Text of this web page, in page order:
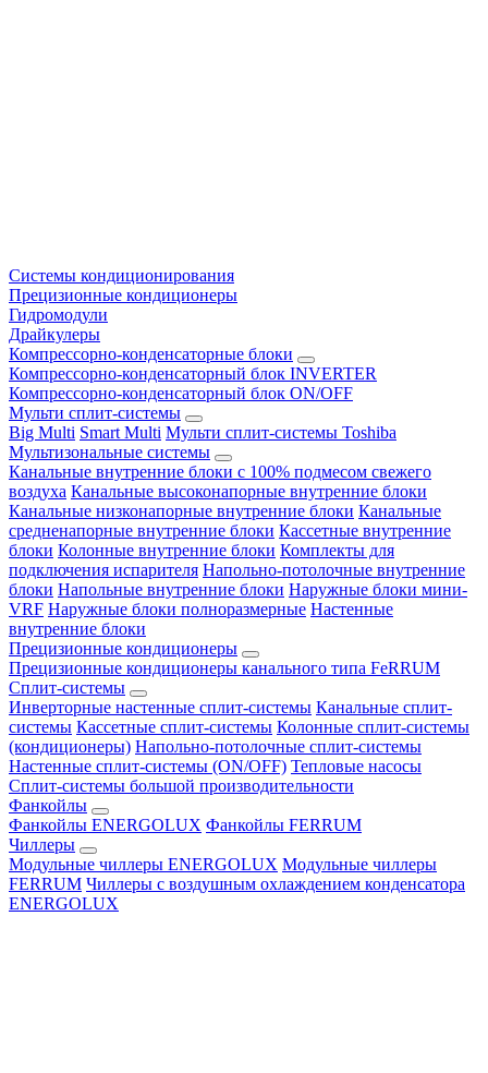
Системы кондиционирования
Прецизионные кондиционеры
Гидромодули
Драйкулеры
Компрессорно-конденсаторные блоки
Компрессорно-конденсаторный блок INVERTER
Компрессорно-конденсаторный блок ON/OFF
Мульти сплит-системы
Big Multi Smart Multi Мульти сплит-системы Toshiba
Мультизональные системы
Канальные внутренние блоки с 100% подмесом свежего
воздуха Канальные высоконапорные внутренние блоки
Канальные низконапорные внутренние блоки Канальные
средненапорные внутренние блоки Кассетные внутренние
блоки Колонные внутренние блоки Комплекты для
подключения испарителя Напольно-потолочные внутренние
блоки Напольные внутренние блоки Наружные блоки мини-
VRF Наружные блоки полноразмерные Настенные
внутренние блоки
Прецизионные кондиционеры
Прецизионные кондиционеры канального типа FeRRUM
Сплит-системы
Инверторные настенные сплит-системы Канальные сплит-
системы Кассетные сплит-системы Колонные сплит-системы
(кондиционеры) Напольно-потолочные сплит-системы
Настенные сплит-системы (ON/OFF) Тепловые насосы
Сплит-системы большой производительности
Фанкойлы
Фанкойлы ENERGOLUX Фанкойлы FERRUM
Чиллеры
Модульные чиллеры ENERGOLUX Модульные чиллеры
FERRUM Чиллеры с воздушным охлаждением конденсатора
ENERGOLUX